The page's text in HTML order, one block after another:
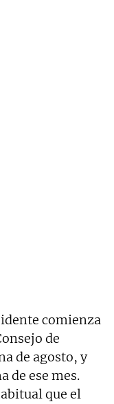
comienza
de
de agosto, y
de ese mes.
que el